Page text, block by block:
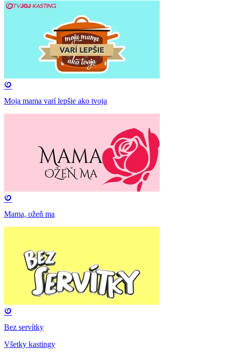
Moja mama varí lepšie ako tvoja
Mama, ožeň ma
Bez servítky
Všetky kastingy